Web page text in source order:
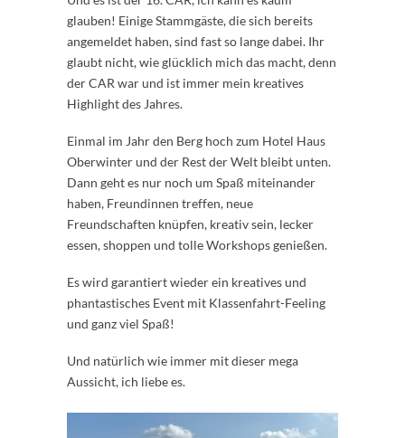
glauben! Einige Stammgäste, die sich bereits
angemeldet haben, sind fast so lange dabei. Ihr
glaubt nicht, wie glücklich mich das macht, denn
der CAR war und ist immer mein kreatives
Highlight des Jahres.
Einmal im Jahr den Berg hoch zum Hotel Haus
Oberwinter und der Rest der Welt bleibt unten.
Dann geht es nur noch um Spaß miteinander
haben, Freundinnen treffen, neue
Freundschaften knüpfen, kreativ sein, lecker
essen, shoppen und tolle Workshops genießen.
Es wird garantiert wieder ein kreatives und
phantastisches Event mit Klassenfahrt-Feeling
und ganz viel Spaß!
Und natürlich wie immer mit dieser mega
Aussicht, ich liebe es.